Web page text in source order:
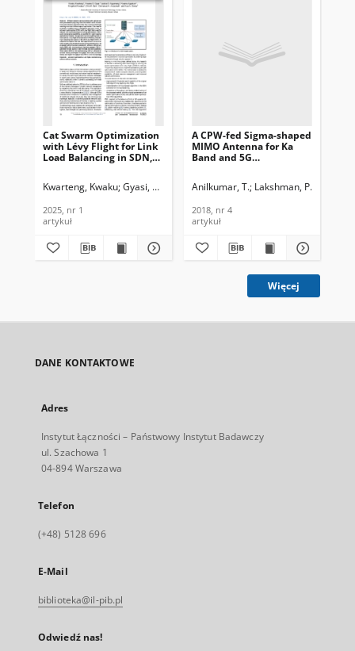
Cat Swarm Optimization
with Lévy Flight for Link
Load Balancing in SDN,
Information Technology,
Kwarteng, Kwaku Gyasi, Kwame O. Agyemang, Justice O. Agyekum,
2025, nr 1
artykuł
A CPW-fed Sigma-shaped
MIMO Antenna for Ka
Band and 5G
Telecommunications and
2018, nr 4
Anilkumar, T. Lakshman, P.
2018, nr 4
artykuł
Więcej
DANE KONTAKTOWE
Adres
Instytut Łączności – Państwowy Instytut Badawczy
ul. Szachowa 1
04-894 Warszawa
Telefon
(+48) 5128 696
E-Mail
biblioteka@il-pib.pl
Odwiedź nas!